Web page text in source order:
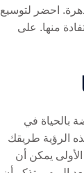
احضر لتوسيع
منها. على
بالحياة في
الرؤية طريقك
يمكن أن